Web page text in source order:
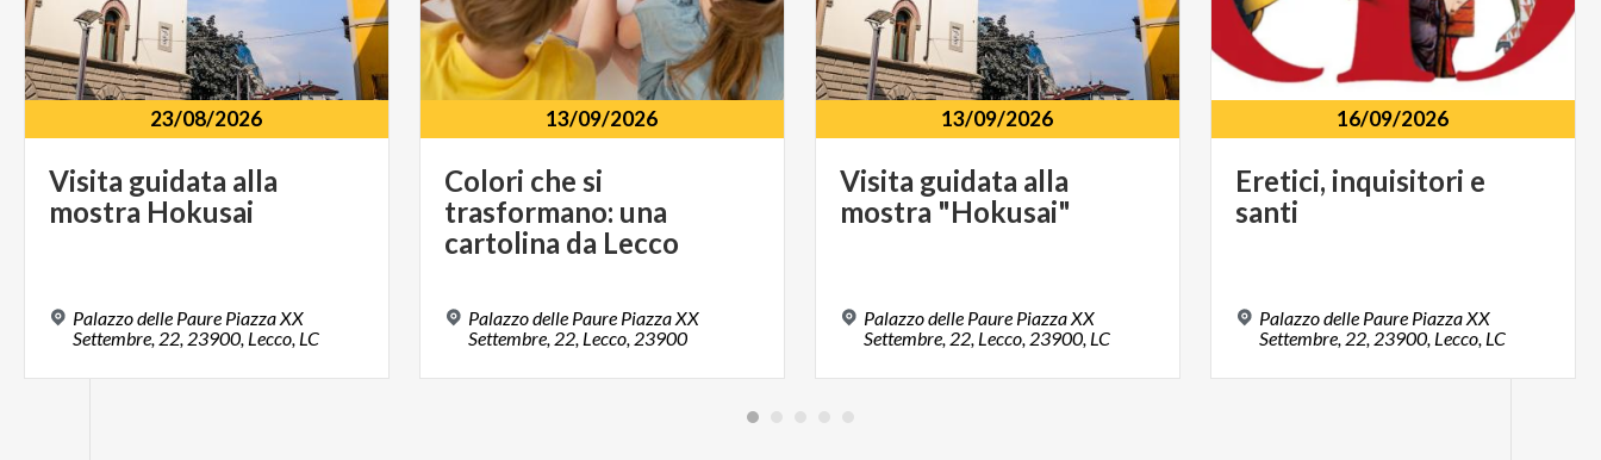
23/08/2026
Visita guidata alla
mostra Hokusai
Palazzo delle Paure Piazza XX
Settembre, 22, 23900, Lecco, LC
13/09/2026
Colori che si
trasformano: una
cartolina da Lecco
Palazzo delle Paure Piazza XX
Settembre, 22, Lecco, 23900
13/09/2026
Visita guidata alla
mostra "Hokusai"
Palazzo delle Paure Piazza XX
Settembre, 22, Lecco, 23900, LC
16/09/2026
Eretici, inquisitori e
santi
Palazzo delle Paure Piazza XX
Settembre, 22, 23900, Lecco, LC